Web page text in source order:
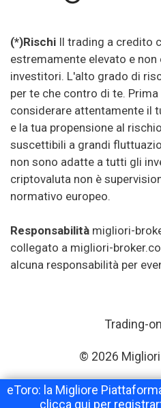
(*)Rischi Il trading a credito
estremamente elevato e
investitori. L'alto grado di
per te che contro di te.
considerare attentamente il
e la tua propensione al
suscettibili a grandi
non sono adatte a tutti gli
criptovaluta non è
normativo europeo.
Responsabilità migliori-
collegato a migliori-
alcuna responsabilità per
Trading-
© 2026
eToro: la Migliore
clicca qui per